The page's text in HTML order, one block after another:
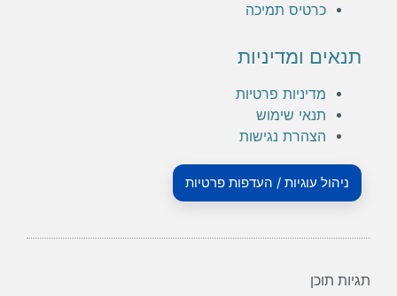
כרטיס תמיכה
תנאים ומדיניות
מדיניות פרטיות
תנאי שימוש
הצהרת נגישות
ניהול עוגיות / העדפות פרטיות
תגיות תוכן